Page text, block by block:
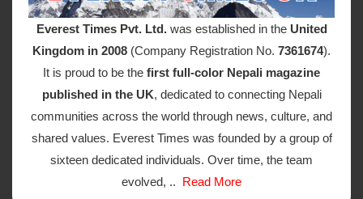
Everest Times Pvt. Ltd. was established in the United
Kingdom in 2008 (Company Registration No. 7361674).
It is proud to be the first full-color Nepali magazine
published in the UK, dedicated to connecting Nepali
communities across the world through news, culture, and
shared values. Everest Times was founded by a group of
sixteen dedicated individuals. Over time, the team
evolved, .. Read More